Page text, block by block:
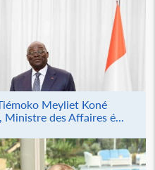
Meyliet Koné
Ministre des Affaires é...